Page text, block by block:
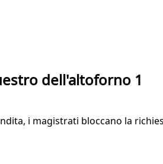
dell'altoforno 1
i magistrati bloccano la